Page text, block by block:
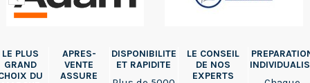
LE PLUS
GRAND
DU
APRES-
VENTE
ASSURE
DISPONIBILITE
ET RAPIDITE
LE CONSEIL
DE NOS
EXPERTS